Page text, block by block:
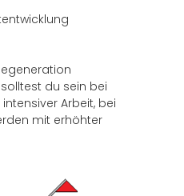
du sein bei
Arbeit, bei
mit erhöhter